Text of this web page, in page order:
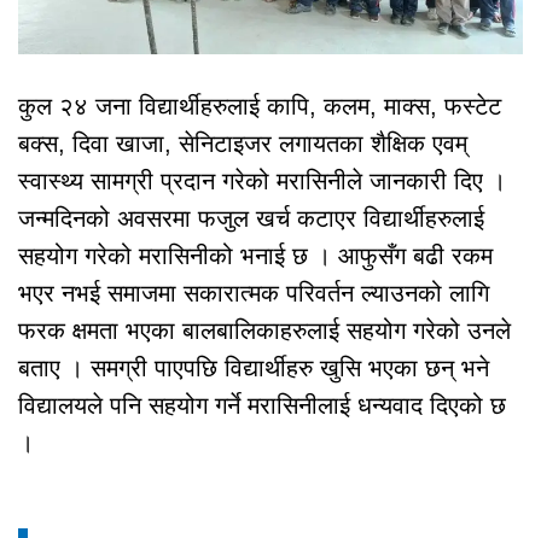
कुल २४ जना विद्यार्थीहरुलाई कापि, कलम, माक्स, फस्टेट
बक्स, दिवा खाजा, सेनिटाइजर लगायतका शैक्षिक एवम्
स्वास्थ्य सामग्री प्रदान गरेको मरासिनीले जानकारी दिए ।
जन्मदिनको अवसरमा फजुल खर्च कटाएर विद्यार्थीहरुलाई
सहयोग गरेको मरासिनीको भनाई छ । आफुसँग बढी रकम
भएर नभई समाजमा सकारात्मक परिवर्तन ल्याउनको लागि
फरक क्षमता भएका बालबालिकाहरुलाई सहयोग गरेको उनले
बताए । समग्री पाएपछि विद्यार्थीहरु खुसि भएका छन् भने
विद्यालयले पनि सहयोग गर्ने मरासिनीलाई धन्यवाद दिएको छ
।